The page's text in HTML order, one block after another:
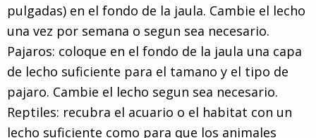
pulgadas) en el fondo de la jaula. Cambie el lecho
una vez por semana o segun sea necesario.
Pajaros: coloque en el fondo de la jaula una capa
de lecho suficiente para el tamano y el tipo de
pajaro. Cambie el lecho segun sea necesario.
Reptiles: recubra el acuario o el habitat con un
lecho suficiente como para que los animales